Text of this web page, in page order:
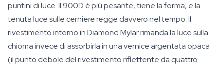
puntini di luce. Il 900D è più pesante, tiene la forma, e la
tenuta luce sulle cerniere regge davvero nel tempo. Il
rivestimento interno in Diamond Mylar rimanda la luce sulla
chioma invece di assorbirla in una vernice argentata opaca
(il punto debole del rivestimento riflettente da quattro